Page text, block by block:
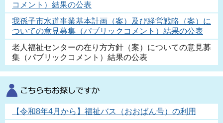
コメント）結果の公表
我孫子市水道事業基本計画（案）及び経営戦略（案）に
ついての意見募集（パブリックコメント）結果の公表
老人福祉センターの在り方方針（案）についての意見募
集（パブリックコメント）結果の公表
【令和8年4月から】福祉バス（おおばん号）の利用